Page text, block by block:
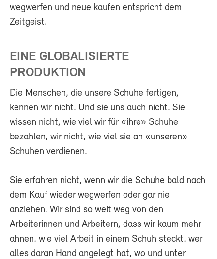
wegwerfen und neue kaufen entspricht dem
Zeitgeist.
EINE GLOBALISIERTE
PRODUKTION
Die Menschen, die unsere Schuhe fertigen,
kennen wir nicht. Und sie uns auch nicht. Sie
wissen nicht, wie viel wir für «ihre» Schuhe
bezahlen, wir nicht, wie viel sie an «unseren»
Schuhen verdienen.
Sie erfahren nicht, wenn wir die Schuhe bald nach
dem Kauf wieder wegwerfen oder gar nie
anziehen. Wir sind so weit weg von den
Arbeiterinnen und Arbeitern, dass wir kaum mehr
ahnen, wie viel Arbeit in einem Schuh steckt, wer
alles daran Hand angelegt hat, wo und unter